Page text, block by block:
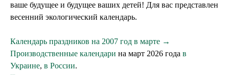
ваше будущее и будущее ваших детей! Для вас представлен
весенний экологический календарь.
Календарь праздников на 2007 год в марте →
Производственные календари на март 2026 года в
Украине, в России.